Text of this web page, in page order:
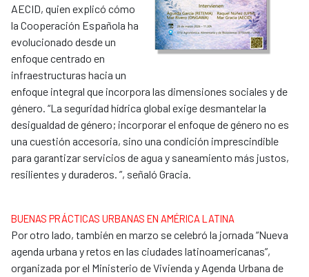
AECID, quien explicó cómo
la Cooperación Española ha
evolucionado desde un
enfoque centrado en
infraestructuras hacia un
enfoque integral que incorpora las dimensiones sociales y de
género. “La seguridad hídrica global exige desmantelar la
desigualdad de género; incorporar el enfoque de género no es
una cuestión accesoria, sino una condición imprescindible
para garantizar servicios de agua y saneamiento más justos,
resilientes y duraderos. ”, señaló Gracia.
BUENAS PRÁCTICAS URBANAS EN AMÉRICA LATINA
Por otro lado, también en marzo se celebró la jornada “Nueva
agenda urbana y retos en las ciudades latinoamericanas”,
organizada por el Ministerio de Vivienda y Agenda Urbana de